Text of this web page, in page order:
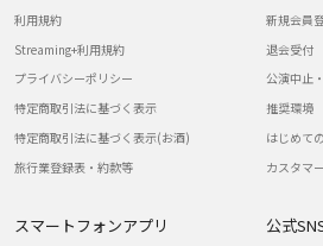
利用規約
Streaming+利用規約
プライバシーポリシー
特定商取引法に基づく表示
特定商取引法に基づく表示(お酒)
旅行業登録表・約款等
新規会員
退会受付
公演中止
推奨環境
はじめて
カスタマ
スマートフォンアプリ 公式